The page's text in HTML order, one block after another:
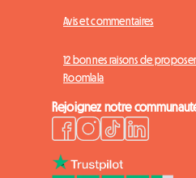
Avis et commentaires
12 bonnes raisons de
Roomlala
Rejoignez notre